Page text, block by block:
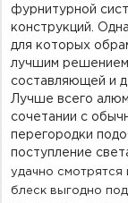
фурнитурной
конструкций.
для которых
лучшим решением
составляющей и
Лучше всего
сочетании с
перегородки
поступление
удачно смотрятся
блеск выгодно